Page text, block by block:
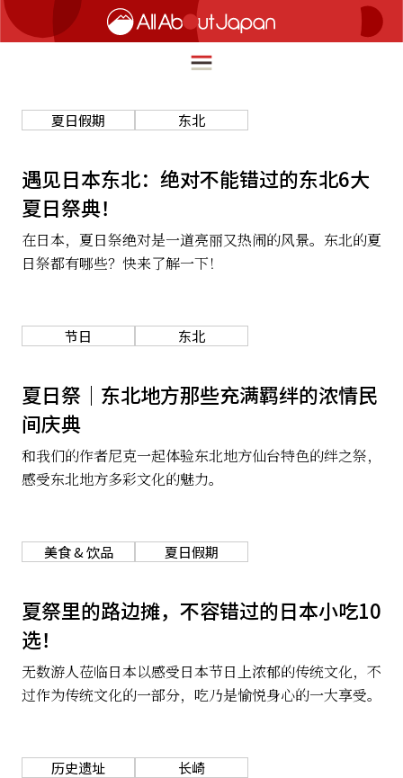
简体中文
繁體中文
HOME
旅行
美食
热点
关于我们
夏日假期 东北
遇见日本东北：绝对不能错过的东北6大
夏日祭典！
在日本，夏日祭绝对是一道亮丽又热闹的风景。东北的夏
日祭都有哪些？快来了解一下！
节日 东北
夏日祭｜东北地方那些充满羁绊的浓情民
间庆典
和我们的作者尼克一起体验东北地方仙台特色的绊之祭，
感受东北地方多彩文化的魅力。
美食 & 饮品 夏日假期
夏祭里的路边摊，不容错过的日本小吃10
选！
无数游人莅临日本以感受日本节日上浓郁的传统文化，不
过作为传统文化的一部分，吃乃是愉悦身心的一大享受。
历史遗址 长崎